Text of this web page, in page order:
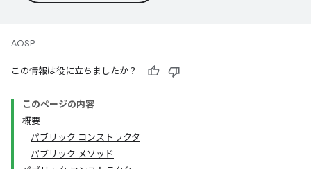
AOSP
この情報は役に立ちましたか？
このページの内容
概要
パブリック コンストラクタ
パブリック メソッド